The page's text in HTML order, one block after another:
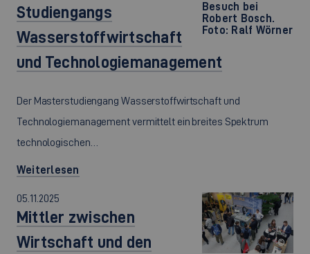
Besuch bei
Robert Bosch.
Foto: Ralf Wörner
Studiengangs
Wasserstoffwirtschaft
und Technologiemanagement
Der Masterstudiengang Wasserstoffwirtschaft und
Technologiemanagement vermittelt ein breites Spektrum
technologischen…
Weiterlesen
©
05.11.2025
Mittler zwischen
Wirtschaft und den